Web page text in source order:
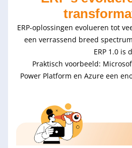
ERP-oplossingen evolueren tot
een verrassend breed
ERP 1.0 is
Praktisch voorbeeld:
Power Platform en Azure een